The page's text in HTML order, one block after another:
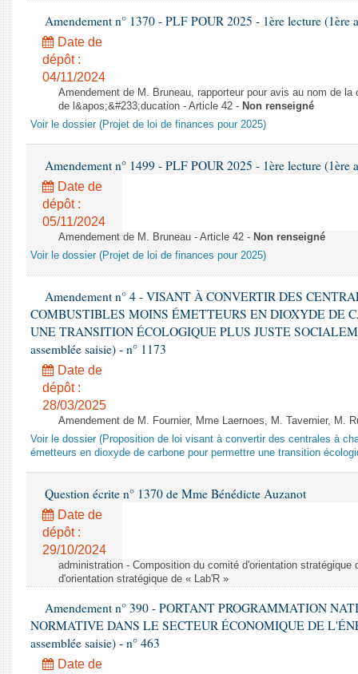
Amendement n° 1370 - PLF POUR 2025 - 1ère lecture (1ère
Date de
dépôt :
04/11/2024
Amendement de M. Bruneau, rapporteur pour avis au nom de
de l&apos;&#233;ducation - Article 42 - Non renseigné
Voir le dossier (Projet de loi de finances pour 2025)
Amendement n° 1499 - PLF POUR 2025 - 1ère lecture (1ère
Date de
dépôt :
05/11/2024
Amendement de M. Bruneau - Article 42 - Non renseigné
Voir le dossier (Projet de loi de finances pour 2025)
Amendement n° 4 - VISANT À CONVERTIR DES
COMBUSTIBLES MOINS ÉMETTEURS EN DIOXYDE DE
UNE TRANSITION ÉCOLOGIQUE PLUS JUSTE
assemblée saisie) - n° 1173
Date de
dépôt :
28/03/2025
Amendement de M. Fournier, Mme Laernoes, M. Tavernier, M.
Voir le dossier (Proposition de loi visant à convertir des centrales à
émetteurs en dioxyde de carbone pour permettre une transition
Question écrite n° 1370 de Mme Bénédicte Auzanot
Date de
dépôt :
29/10/2024
administration - Composition du comité d'orientation stratégique
d'orientation stratégique de « Lab'R »
Amendement n° 390 - PORTANT PROGRAMMATION
NORMATIVE DANS LE SECTEUR ÉCONOMIQUE DE
assemblée saisie) - n° 463
Date de